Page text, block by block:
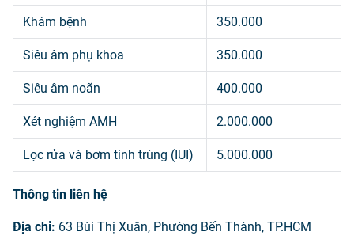
Khám bệnh 350.000
Siêu âm phụ khoa 350.000
Siêu âm noãn 400.000
Xét nghiệm AMH 2.000.000
Lọc rửa và bơm tinh trùng (IUI) 5.000.000
Thông tin liên hệ
Địa chỉ: 63 Bùi Thị Xuân, Phường Bến Thành, TP.HCM